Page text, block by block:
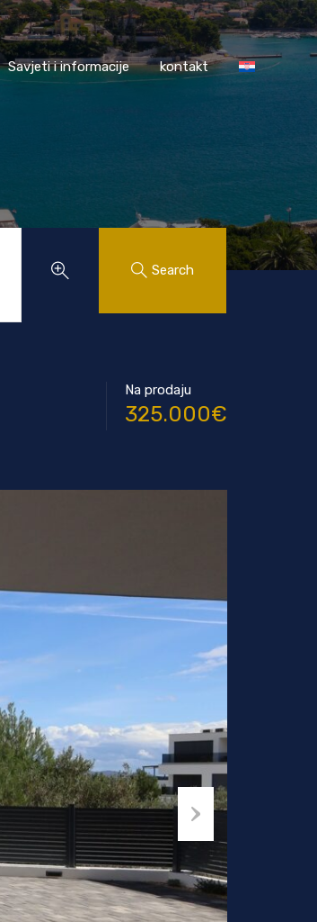
Savjeti i informacije kontakt
Savjeti i informacije kontakt
Search
Na prodaju
325.000€